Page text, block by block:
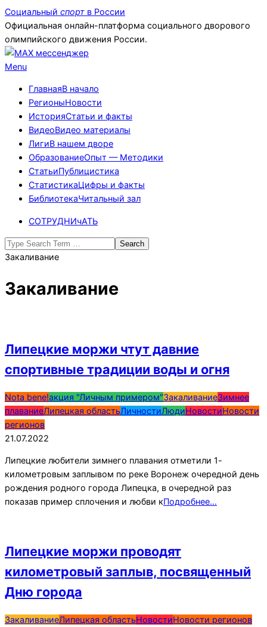
Skip
to
content
Социальный спорт в России
Официальная онлайн-платформа социального дворового
олимпийского движения России.
Primary
Menu
Menu
ГлавнаяВ начало
РегионыНовости
ИсторияСтатьи и факты
ВидеоВидео материалы
ЛигиВ нашем дворе
ОбразованиеОпыт — Методики
СтатьиПублицистика
СтатистикаЦифры и факты
БиблиотекаЧитальный зал
СОТРУДНИчАТЬ
Search
Закаливание
Закаливание
Липецкие моржи чтут давние
спортивные традиции воды и огня
2022-
07-
21
Nota bene!акция "Личным примером"ЗакаливаниеЗимнее
плаваниеЛипецкая областьЛичностиЛюдиНовостиНовости
регионов
21.07.2022
Липецкие любители зимнего плавания отметили 1-
километровым заплывом по реке Воронеж очередной день
рождения родного города Липецка, в очередной раз
показав пример сплочения и любви кПодробнее…
Липецкие моржи проводят
километровый заплыв, посвященный
Дню города
2022-
ЗакаливаниеЛипецкая областьНовостиНовости регионов